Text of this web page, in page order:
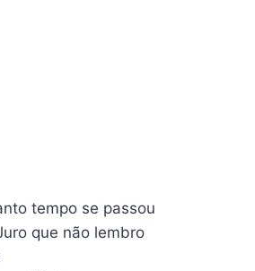
tempo se passou
que não lembro